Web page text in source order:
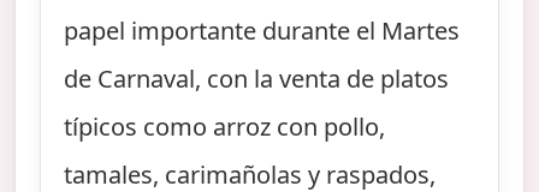
papel importante durante el Martes
de Carnaval, con la venta de platos
típicos como arroz con pollo,
tamales, carimañolas y raspados,